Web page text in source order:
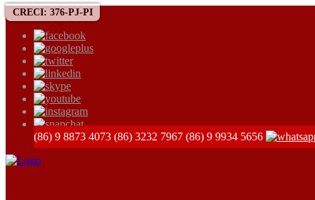
CRECI: 376-PJ-PI
(86) 9 8873 4073 (86) 3232 7967 (86) 9 9934 5656